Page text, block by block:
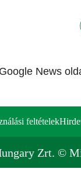
Google News
feltételek
Zrt. ©